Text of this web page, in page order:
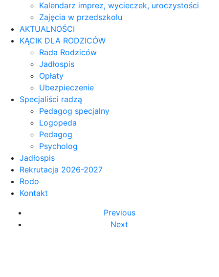
Kalendarz imprez, wycieczek, uroczystości
Zajęcia w przedszkolu
AKTUALNOŚCI
KĄCIK DLA RODZICÓW
Rada Rodziców
Jadłospis
Opłaty
Ubezpieczenie
Specjaliści radzą
Pedagog specjalny
Logopeda
Pedagog
Psycholog
Jadłospis
Rekrutacja 2026-2027
Rodo
Kontakt
Previous
Next